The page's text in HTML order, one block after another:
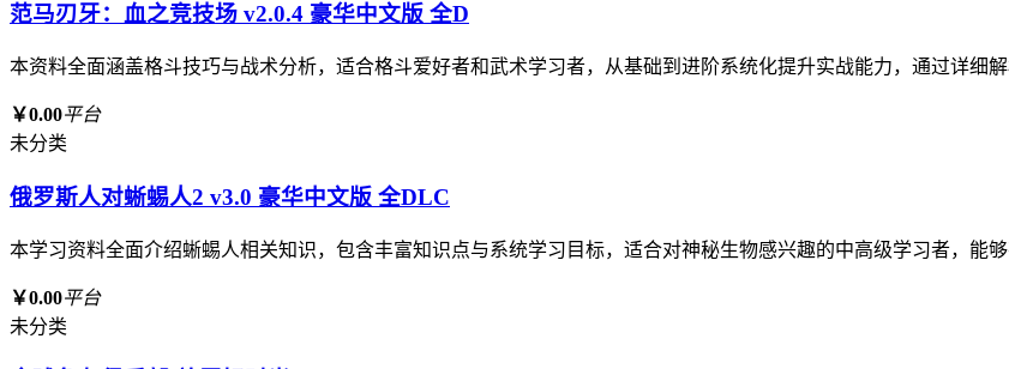
范马刃牙：血之竞技场 v2.0.4 豪华中文版 全D
本资料全面涵盖格斗技巧与战术分析，适合格斗爱好者和武术学习者，从基础到进阶系统化提升实战能力，通过详细
￥0.00平台
未分类
俄罗斯人对蜥蜴人2 v3.0 豪华中文版 全DLC
本学习资料全面介绍蜥蜴人相关知识，包含丰富知识点与系统学习目标，适合对神秘生物感兴趣的中高级学习者，能
￥0.00平台
未分类